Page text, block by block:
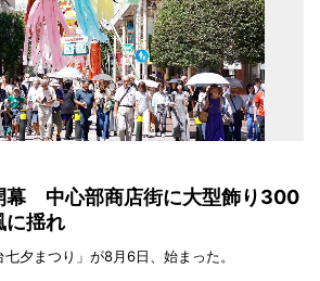
幕 中心部商店街に大型飾り300
に揺れ
夕まつり」が8月6日、始まった。